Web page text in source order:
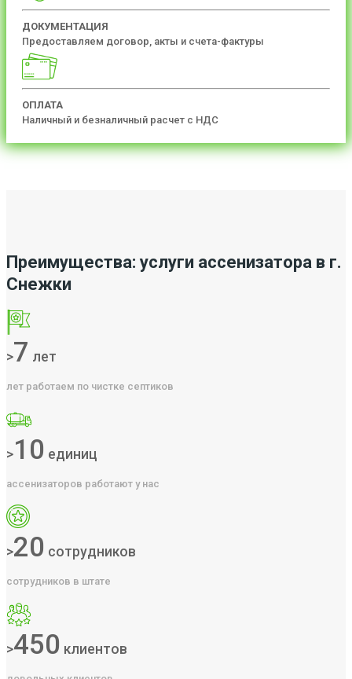
ДОКУМЕНТАЦИЯ
Предоставляем договор, акты и счета-фактуры
ОПЛАТА
Наличный и безналичный расчет с НДС
Преимущества: услуги ассенизатора в г.
Снежки
>7 лет
лет работаем по чистке септиков
>10 единиц
ассенизаторов работают у нас
>20 сотрудников
сотрудников в штате
>450 клиентов